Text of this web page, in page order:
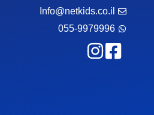
Info@netkids.co.il
055-9979996